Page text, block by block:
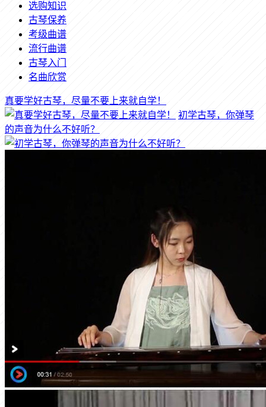
选购知识
古琴保养
考级曲谱
流行曲谱
古琴入门
名曲欣赏
真要学好古琴，尽量不要上来就自学！
初学古琴，你弹琴
的声音为什么不好听？